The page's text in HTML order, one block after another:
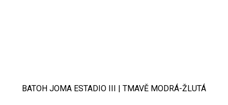
BATOH JOMA ESTADIO III | TMAVĚ MODRÁ-ŽLUTÁ